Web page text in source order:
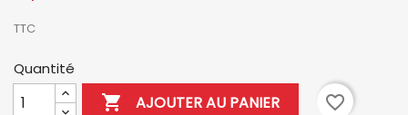
TTC
Quantité
 AJOUTER AU PANIER
favorite_border